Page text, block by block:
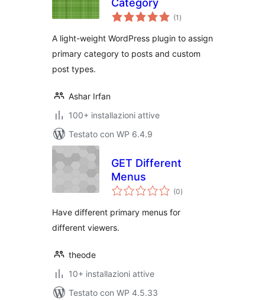
Category
(1 valutazioni
totali
)
A light-weight WordPress plugin to assign
primary category to posts and custom
post types.
Ashar Irfan
100+ installazioni attive
Testato con WP 6.4.9
GET Different
Menus
(0valutazioni
totali
)
Have different primary menus for
different viewers.
theode
10+ installazioni attive
Testato con WP 4.5.33